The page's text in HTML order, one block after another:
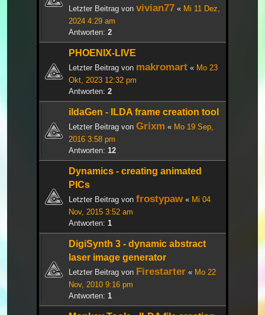
Letzter Beitrag von vivian77 « Mi 11 Dez,
2024 4:29 am
Antworten: 2
PHOENIX-LIVE
Letzter Beitrag von makromart « Mo 23
Okt, 2023 12:32 pm
Antworten: 2
ildaGen - ILDA frame creation tool
Letzter Beitrag von Grixm « Mo 19 Sep,
2016 3:58 pm
Antworten: 12
Dynamics - creating animated
PICs
Letzter Beitrag von frostypaw « Mi 04
Nov, 2015 3:52 am
Antworten: 1
DigiSynth 3 - dynamic abstract
laser image generator
Letzter Beitrag von Firestarter « Mo 22
Nov, 2010 9:16 pm
Antworten: 1